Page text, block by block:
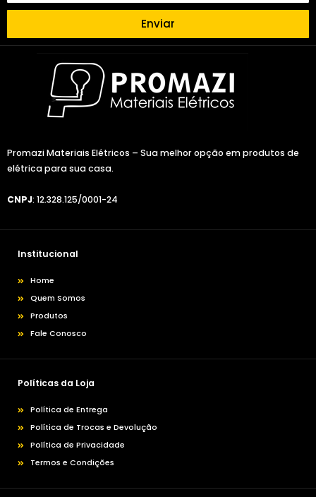
Enviar
Promazi Materiais Elétricos – Sua melhor opção em produtos de
elétrica para sua casa.
CNPJ: 12.328.125/0001-24
Institucional
Home
Quem Somos
Produtos
Fale Conosco
Políticas da Loja
Política de Entrega
Política de Trocas e Devolução
Política de Privacidade
Termos e Condições